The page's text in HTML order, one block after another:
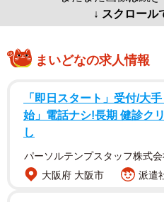
↓ スクロール
まいどなの求人情報
「即日スタート」受付/大
始」電話ナシ!長期 健診ク
し
パーソルテンプスタッフ株式会
大阪府 大阪市
派遣